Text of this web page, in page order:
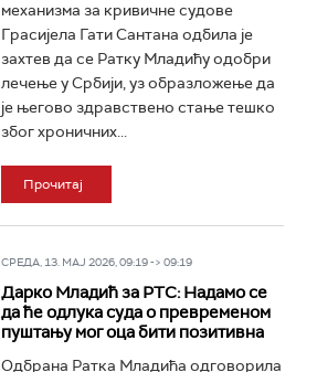
механизма за кривичне судове
Грасијела Гати Сантана одбила је
захтев да се Ратку Младићу одобри
лечење у Србији, уз образложење да
је његово здравствено стање тешко
због хроничних...
Прочитај
СРЕДА, 13. МАЈ 2026, 09:19 -> 09:19
Дарко Младић за РТС: Надамо се
да ће одлука суда о превременом
пуштању мог оца бити позитивна
Одбрана Ратка Младића одговорила